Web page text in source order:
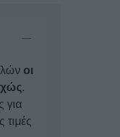
οι
.
για
τιμές